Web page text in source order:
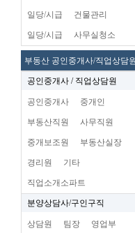
일당/시급 건물관리
일당/시급 사무실청소
부동산 공인중개사/직업상담원
공인중개사 / 직업상담원
공인중개사 중개인
부동산직원 사무직원
중개보조원 부동산실장
경리원 기타
직업소개소파트
분양상담사/구인구직
상담원 팀장 영업부